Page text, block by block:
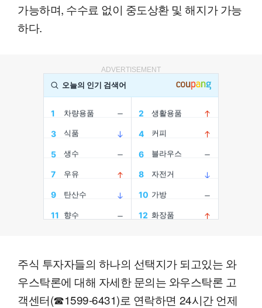
가능하며, 수수료 없이 중도상환 및 해지가 가능
하다.
ADVERTISEMENT
주식 투자자들의 하나의 선택지가 되고있는 와
우스탁론에 대해 자세한 문의는 와우스탁론 고
객센터(☎1599-6431)로 연락하면 24시간 언제